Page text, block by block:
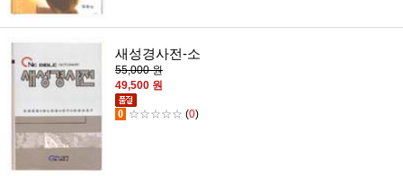
새성경사전-소
55,000 원
49,500 원
0 ☆☆☆☆☆ (0)